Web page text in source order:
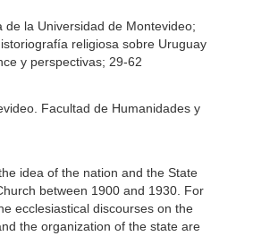
de la Universidad de Montevideo;
religiosa sobre Uruguay
y perspectivas; 29-62
Facultad de Humanidades y
idea of the nation and the State
between 1900 and 1930. For
ecclesiastical discourses on the
the organization of the state are